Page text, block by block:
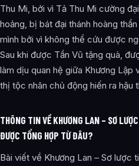
Thu Mi, bởi vì Tả Thu Mi cường
hoảng, bị bát đại thánh hoàng
mình bởi vì không thể cứu được
Sau khi được Tần Vũ tặng quà,
làm dịu quan hệ giữa Khương Lập
thị tộc nhân chủ động hiến ra hậu
THÔNG TIN VỀ KHƯƠNG LAN – SƠ
ĐƯỢC TỔNG HỢP TỪ ĐÂU?
Bài viết về Khương Lan – Sơ lược